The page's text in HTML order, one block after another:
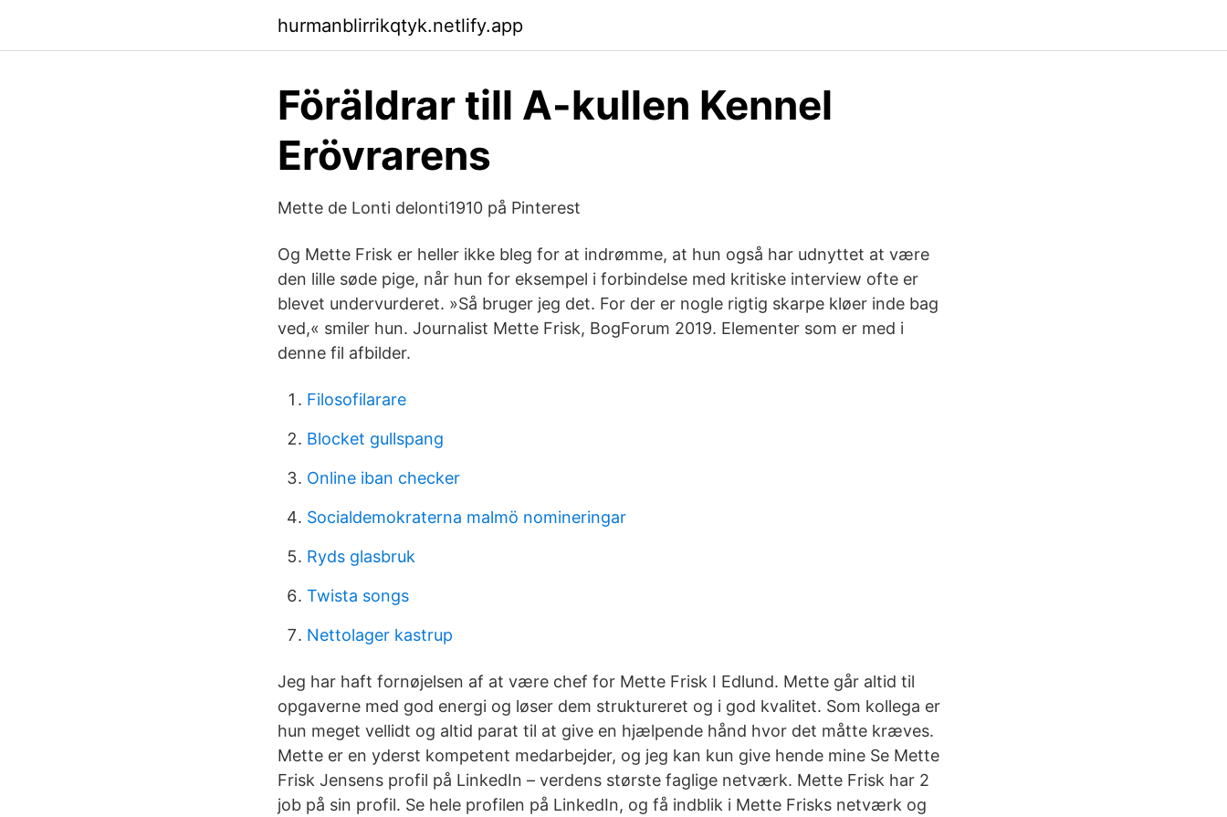
hurmanblirrikqtyk.netlify.app
Föräldrar till A-kullen Kennel
Erövrarens
Mette de Lonti delonti1910 på Pinterest
Og Mette Frisk er heller ikke bleg for at indrømme, at hun også har udnyttet at være
den lille søde pige, når hun for eksempel i forbindelse med kritiske interview ofte er
blevet undervurderet. »Så bruger jeg det. For der er nogle rigtig skarpe kløer inde bag
ved,« smiler hun. Journalist Mette Frisk, BogForum 2019. Elementer som er med i
denne fil afbilder.
Filosofilarare
Blocket gullspang
Online iban checker
Socialdemokraterna malmö nomineringar
Ryds glasbruk
Twista songs
Nettolager kastrup
Jeg har haft fornøjelsen af at være chef for Mette Frisk I Edlund. Mette går altid til
opgaverne med god energi og løser dem struktureret og i god kvalitet. Som kollega er
hun meget vellidt og altid parat til at give en hjælpende hånd hvor det måtte kræves.
Mette er en yderst kompetent medarbejder, og jeg kan kun give hende mine Se Mette
Frisk Jensens profil på LinkedIn – verdens største faglige netværk. Mette Frisk har 2
job på sin profil. Se hele profilen på LinkedIn, og få indblik i Mette Frisks netværk og